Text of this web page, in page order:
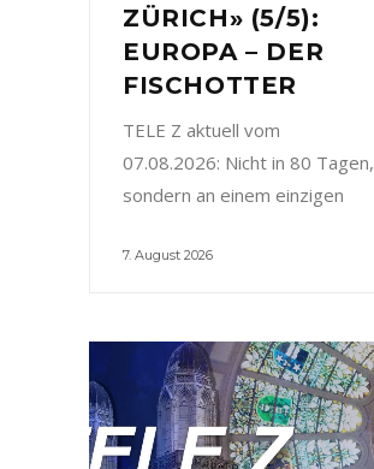
ZÜRICH» (5/5):
EUROPA – DER
FISCHOTTER
TELE Z aktuell vom
07.08.2026: Nicht in 80 Tagen,
sondern an einem einzigen
7. August 2026